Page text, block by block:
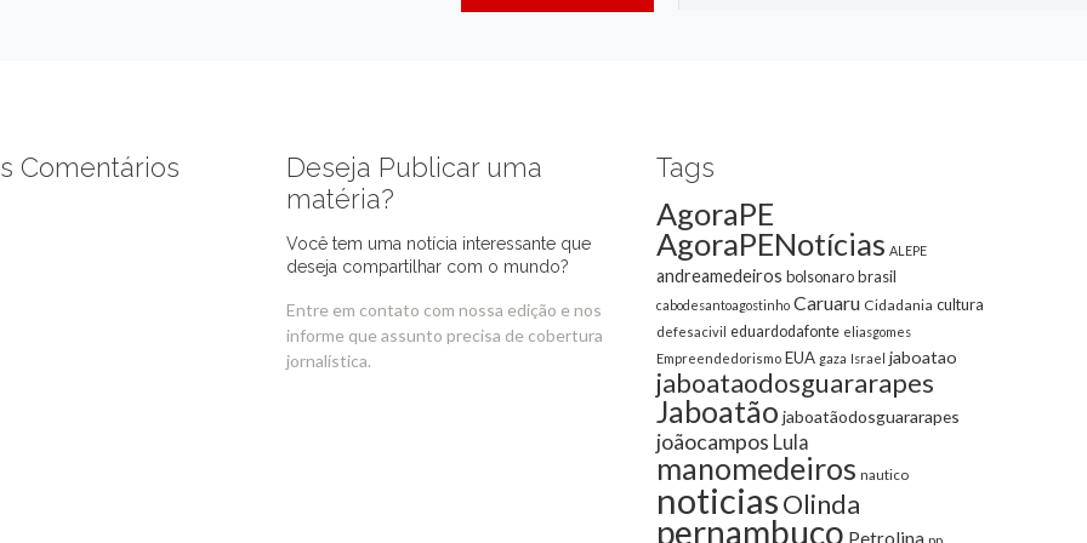
Comentários
Deseja Publicar uma
matéria?
Você tem uma notícia interessante que
deseja compartilhar com o mundo?
Entre em contato com nossa edição e nos
informe que assunto precisa de cobertura
jornalística.
Tags
AgoraPE
AgoraPENotícias ALEPE
andreamedeiros bolsonarobrasil
cabodesantoagostinho Caruaru Cidadania cultura
defesacivil eduardodafonte eliasgomes
Empreendedorismo EUA gaza Israel jaboatao
jaboataodosguararapes
Jaboatão jaboatãodosguararapes
joãocampos Lula
manomedeiros nautico
noticiasOlinda
pernambuco Petrolina